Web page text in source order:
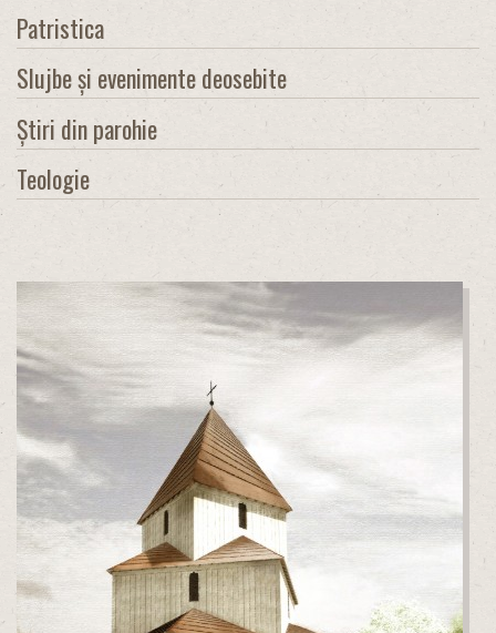
Patristica
Slujbe și evenimente deosebite
Știri din parohie
Teologie